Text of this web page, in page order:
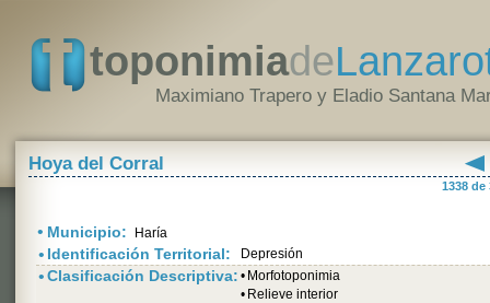
toponimiade
Maximiano Trapero y Eladio Santana
Hoya del Corral
1338 de
• Municipio: Haría
• Identificación Territorial: Depresión
•Clasificación Descriptiva: • Morfotoponimia
• Relieve interior